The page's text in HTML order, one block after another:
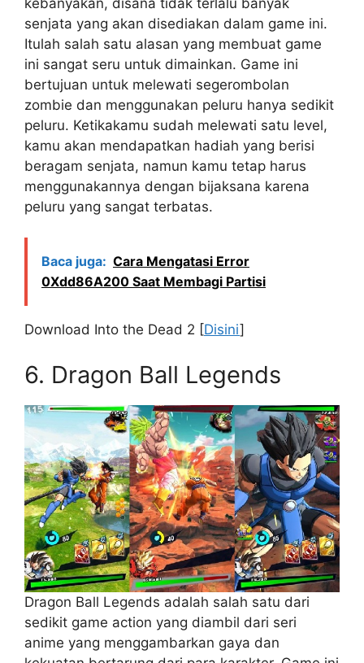
senjata yang akan disediakan dalam game ini.
Itulah salah satu alasan yang membuat game
ini sangat seru untuk dimainkan. Game ini
bertujuan untuk melewati segerombolan
zombie dan menggunakan peluru hanya sedikit
peluru. Ketikakamu sudah melewati satu level,
kamu akan mendapatkan hadiah yang berisi
beragam senjata, namun kamu tetap harus
menggunakannya dengan bijaksana karena
peluru yang sangat terbatas.
Baca juga: Cara Mengatasi Error
0Xdd86A200 Saat Membagi Partisi
Download Into the Dead 2 [Disini]
6. Dragon Ball Legends
Dragon Ball Legends adalah salah satu dari
sedikit game action yang diambil dari seri
anime yang menggambarkan gaya dan